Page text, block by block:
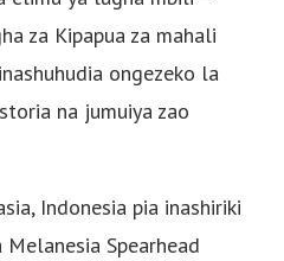
za Kipapua za mahali
ongezeko la
na jumuiya zao
Indonesia pia inashiriki
Spearhead